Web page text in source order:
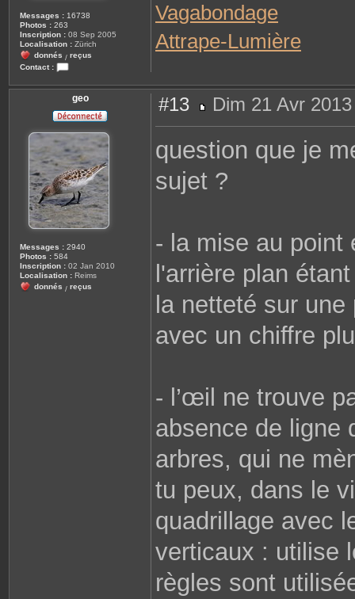
Messages : 16738
Photos : 263
Inscription : 08 Sep 2005
Localisation : Zürich
donnés / reçus
Contact :
o
n
a
c
t
r
J
.
C
Vagabondage
Attrape-Lumière
geo
Messages : 2940
Photos : 584
Inscription : 02 Jan 2010
Localisation : Reims
donnés / reçus
#13
e
s
a
Dim 21 Avr
question que je
sujet ?
- la mise au point
l'arrière plan
la netteté sur
avec un chiffre
- l’œil ne trouve
absence de ligne
arbres, qui ne
tu peux, dans le
quadrillage avec
verticaux : utilise
règles sont